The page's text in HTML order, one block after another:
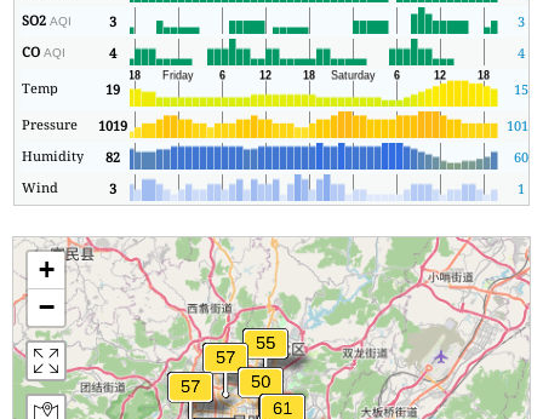
SO2AQI 3
3
COAQI 4
4
Temp
19
15
Pressure
1019 1017
Humidity
82 60
Wind
3 1
+
−